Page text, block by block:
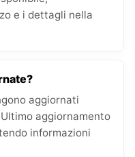
e i dettagli nella
aggiornati
aggiornamento
informazioni